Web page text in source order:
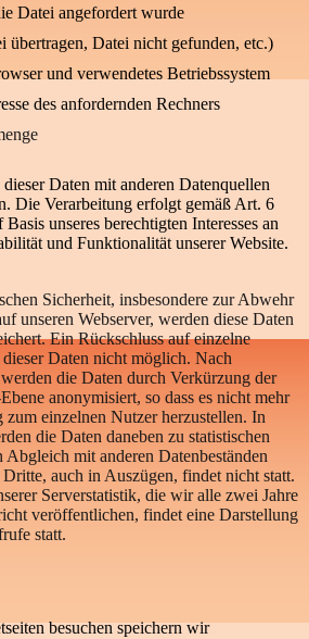
Datei angefordert wurde
übertragen, Datei nicht gefunden, etc.)
und verwendetes Betriebssystem
des anfordernden Rechners
Daten mit anderen Datenquellen
Die Verarbeitung erfolgt gemäß Art. 6
unseres berechtigten Interesses an
und Funktionalität unserer Website.
Sicherheit, insbesondere zur Abwehr
unseren Webserver, werden diese Daten
Ein Rückschluss auf einzelne
dieser Daten nicht möglich. Nach
werden die Daten durch Verkürzung der
anonymisiert, so dass es nicht mehr
einzelnen Nutzer herzustellen. In
die Daten daneben zu statistischen
mit anderen Datenbeständen
auch in Auszügen, findet nicht statt.
Serverstatistik, die wir alle zwei Jahre
veröffentlichen, findet eine Darstellung
statt.
besuchen speichern wir